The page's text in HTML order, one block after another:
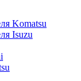
Komatsu
Isuzu